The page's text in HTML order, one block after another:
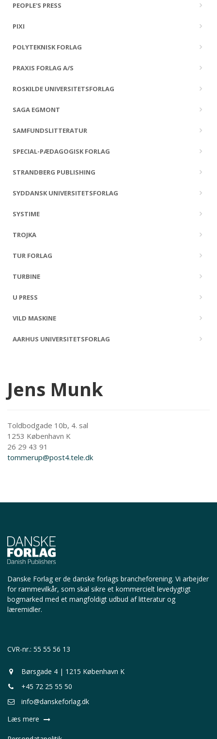
PEOPLE'S PRESS
PIXI
POLYTEKNISK FORLAG
PRAXIS FORLAG A/S
ROSKILDE UNIVERSITETSFORLAG
SAGA EGMONT
SAMFUNDSLITTERATUR
SPECIAL-PÆDAGOGISK FORLAG
STRANDBERG PUBLISHING
SYDDANSK UNIVERSITETSFORLAG
SYSTIME
TROJKA
TUR FORLAG
TURBINE
U PRESS
VILD MASKINE
AARHUS UNIVERSITETSFORLAG
Jens Munk
Toldbodgade 10b, 4. sal
1253 København K
26 29 43 91
tommerup@post4.tele.dk
Danske Forlag er de danske forlags brancheforening. Vi arbejder
for rammevilkår, som skal sikre et kommercielt levedygtigt
bogmarked med et mangfoldigt udbud af litteratur og
læremidler.
CVR-nr.: 55 55 56 13
Børsgade 4 | 1215 København K
+45 72 25 55 50
info@danskeforlag.dk
Læs mere